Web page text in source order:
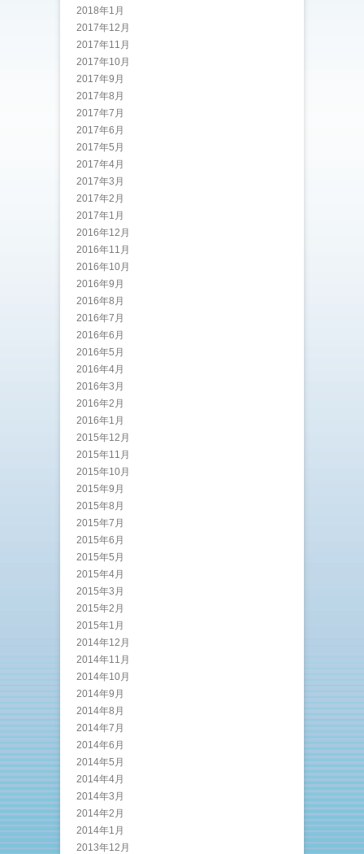
2018年1月
2017年12月
2017年11月
2017年10月
2017年9月
2017年8月
2017年7月
2017年6月
2017年5月
2017年4月
2017年3月
2017年2月
2017年1月
2016年12月
2016年11月
2016年10月
2016年9月
2016年8月
2016年7月
2016年6月
2016年5月
2016年4月
2016年3月
2016年2月
2016年1月
2015年12月
2015年11月
2015年10月
2015年9月
2015年8月
2015年7月
2015年6月
2015年5月
2015年4月
2015年3月
2015年2月
2015年1月
2014年12月
2014年11月
2014年10月
2014年9月
2014年8月
2014年7月
2014年6月
2014年5月
2014年4月
2014年3月
2014年2月
2014年1月
2013年12月